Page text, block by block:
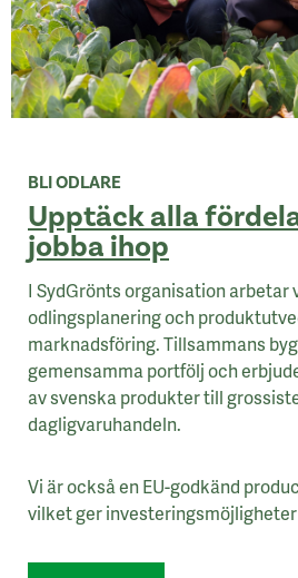
BLI ODLARE
Upptäck alla
jobba ihop
I SydGrönts organisation arbetar
odlingsplanering och
marknadsföring. Tillsammans
gemensamma portfölj och
av svenska produkter till
dagligvaruhandeln.
Vi är också en EU-godkänd
vilket ger